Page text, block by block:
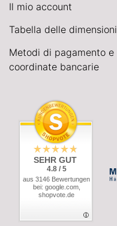
Il mio account
Tabella delle dimensioni
Metodi di pagamento e
coordinate bancarie
SEHR GUT
4.8 / 5
aus 3146 Bewertungen
bei: google.com,
shopvote.de